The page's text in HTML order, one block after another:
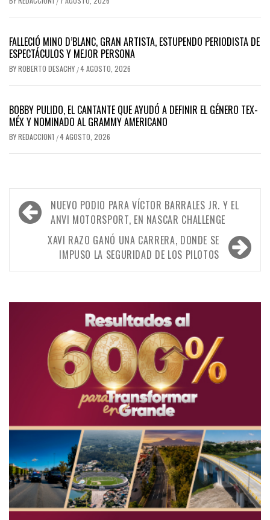
FALLECIÓ MINO D’BLANC, GRAN ARTISTA, ESTUPENDO PERIODISTA DE
ESPECTÁCULOS Y MEJOR PERSONA
BYROBERTO DESACHY /4 AGOSTO, 2026
BOBBY PULIDO, EL CANTANTE QUE AYUDÓ A DEFINIR EL GÉNERO TEX-
MÉX Y NOMINADO AL GRAMMY AMERICANO
BYREDACCION1 /4 AGOSTO, 2026
Navegación
de
entradas
NUEVO PODIO PARA VÍCTOR BARRALES JR. Y EL
ANVI MOTORSPORT, EN NASCAR CHALLENGE
XAVI RAZO GANÓ UNA CARRERA, DONDE SE
IMPUSO LA SEGURIDAD DE LOS PILOTOS